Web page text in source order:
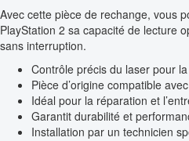
Avec cette pièce de rechange, vous
PlayStation 2 sa capacité de lecture
sans interruption.
Contrôle précis du laser pour
Pièce d’origine compatible
Idéal pour la réparation et
Garantit durabilité et
Installation par un technicien